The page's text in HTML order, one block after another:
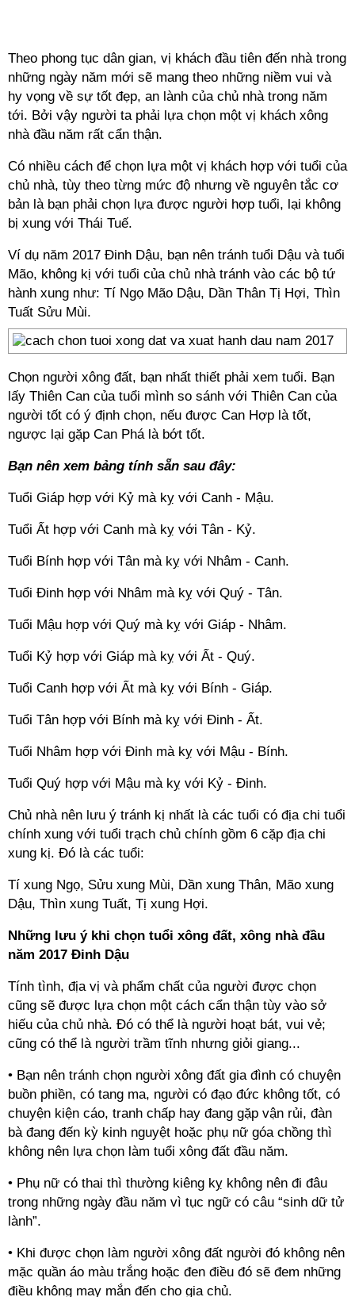
Theo phong tục dân gian, vị khách đầu tiên đến nhà trong
những ngày năm mới sẽ mang theo những niềm vui và
hy vọng về sự tốt đẹp, an lành của chủ nhà trong năm
tới. Bởi vậy người ta phải lựa chọn một vị khách xông
nhà đầu năm rất cẩn thận.
Có nhiều cách để chọn lựa một vị khách hợp với tuổi của
chủ nhà, tùy theo từng mức độ nhưng về nguyên tắc cơ
bản là bạn phải chọn lựa được người hợp tuổi, lại không
bị xung với Thái Tuế.
Ví dụ năm 2017 Đinh Dậu, bạn nên tránh tuổi Dậu và tuổi
Mão, không kị với tuổi của chủ nhà tránh vào các bộ tứ
hành xung như: Tí Ngọ Mão Dậu, Dần Thân Tị Hợi, Thìn
Tuất Sửu Mùi.
Chọn người xông đất, bạn nhất thiết phải xem tuổi. Bạn
lấy Thiên Can của tuổi mình so sánh với Thiên Can của
người tốt có ý định chọn, nếu được Can Hợp là tốt,
ngược lại gặp Can Phá là bớt tốt.
Bạn nên xem bảng tính sẵn sau đây:
Tuổi Giáp hợp với Kỷ mà kỵ với Canh - Mậu.
Tuổi Ất hợp với Canh mà kỵ với Tân - Kỷ.
Tuổi Bính hợp với Tân mà kỵ với Nhâm - Canh.
Tuổi Đinh hợp với Nhâm mà kỵ với Quý - Tân.
Tuổi Mậu hợp với Quý mà kỵ với Giáp - Nhâm.
Tuổi Kỷ hợp với Giáp mà kỵ với Ất - Quý.
Tuổi Canh hợp với Ất mà kỵ với Bính - Giáp.
Tuổi Tân hợp với Bính mà kỵ với Đinh - Ất.
Tuổi Nhâm hợp với Đinh mà kỵ với Mậu - Bính.
Tuổi Quý hợp với Mậu mà kỵ với Kỷ - Đinh.
Chủ nhà nên lưu ý tránh kị nhất là các tuổi có địa chi tuổi
chính xung với tuổi trạch chủ chính gồm 6 cặp địa chi
xung kị. Đó là các tuổi:
Tí xung Ngọ, Sửu xung Mùi, Dần xung Thân, Mão xung
Dậu, Thìn xung Tuất, Tị xung Hợi.
Những lưu ý khi chọn tuổi xông đất, xông nhà đầu
năm 2017 Đinh Dậu
Tính tình, địa vị và phẩm chất của người được chọn
cũng sẽ được lựa chọn một cách cẩn thận tùy vào sở
hiếu của chủ nhà. Đó có thể là người hoạt bát, vui vẻ;
cũng có thể là người trầm tĩnh nhưng giỏi giang...
• Bạn nên tránh chọn người xông đất gia đình có chuyện
buồn phiền, có tang ma, người có đạo đức không tốt, có
chuyện kiện cáo, tranh chấp hay đang gặp vận rủi, đàn
bà đang đến kỳ kinh nguyệt hoặc phụ nữ góa chồng thì
không nên lựa chọn làm tuổi xông đất đầu năm.
• Phụ nữ có thai thì thường kiêng kỵ không nên đi đâu
trong những ngày đầu năm vì tục ngữ có câu “sinh dữ tử
lành”.
• Khi được chọn làm người xông đất người đó không nên
mặc quần áo màu trắng hoặc đen điều đó sẽ đem những
điều không may mắn đến cho gia chủ.